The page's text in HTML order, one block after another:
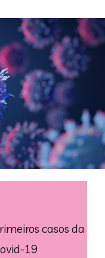
casos da
19